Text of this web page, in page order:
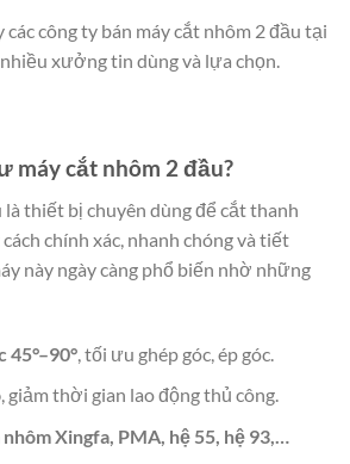
các công ty bán máy cắt nhôm 2 đầu tại
xưởng tin dùng và lựa chọn.
máy cắt nhôm 2 đầu?
thiết bị chuyên dùng để cắt thanh
chính xác, nhanh chóng và tiết
này ngày càng phổ biến nhờ những
45°–90°, tối ưu ghép góc, ép góc.
, giảm thời gian lao động thủ công.
Xingfa, PMA, hệ 55, hệ 93,…